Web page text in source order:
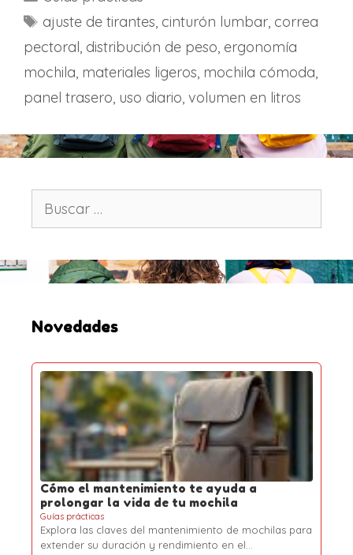
a
g
o
í
s
E
t
u
t
s
ajuste de tirantes, cinturón lumbar, correa
pectoral, distribución de peso, ergonomía
mochila, materiales ligeros, mochila cómoda,
panel trasero, uso diario, volumen en litros
:Novedades
Cómo el mantenimiento te ayuda a
prolongar la vida de tu mochila
Guías prácticas
Explora las claves del mantenimiento de mochilas para
extender su duración y rendimiento en el…